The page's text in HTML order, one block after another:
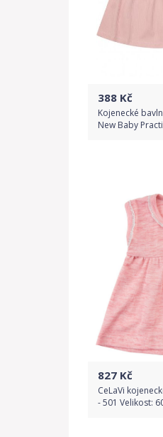
388 Kč
Kojenecké
New Baby
827 Kč
CeLaVi
- 501 Velikost: